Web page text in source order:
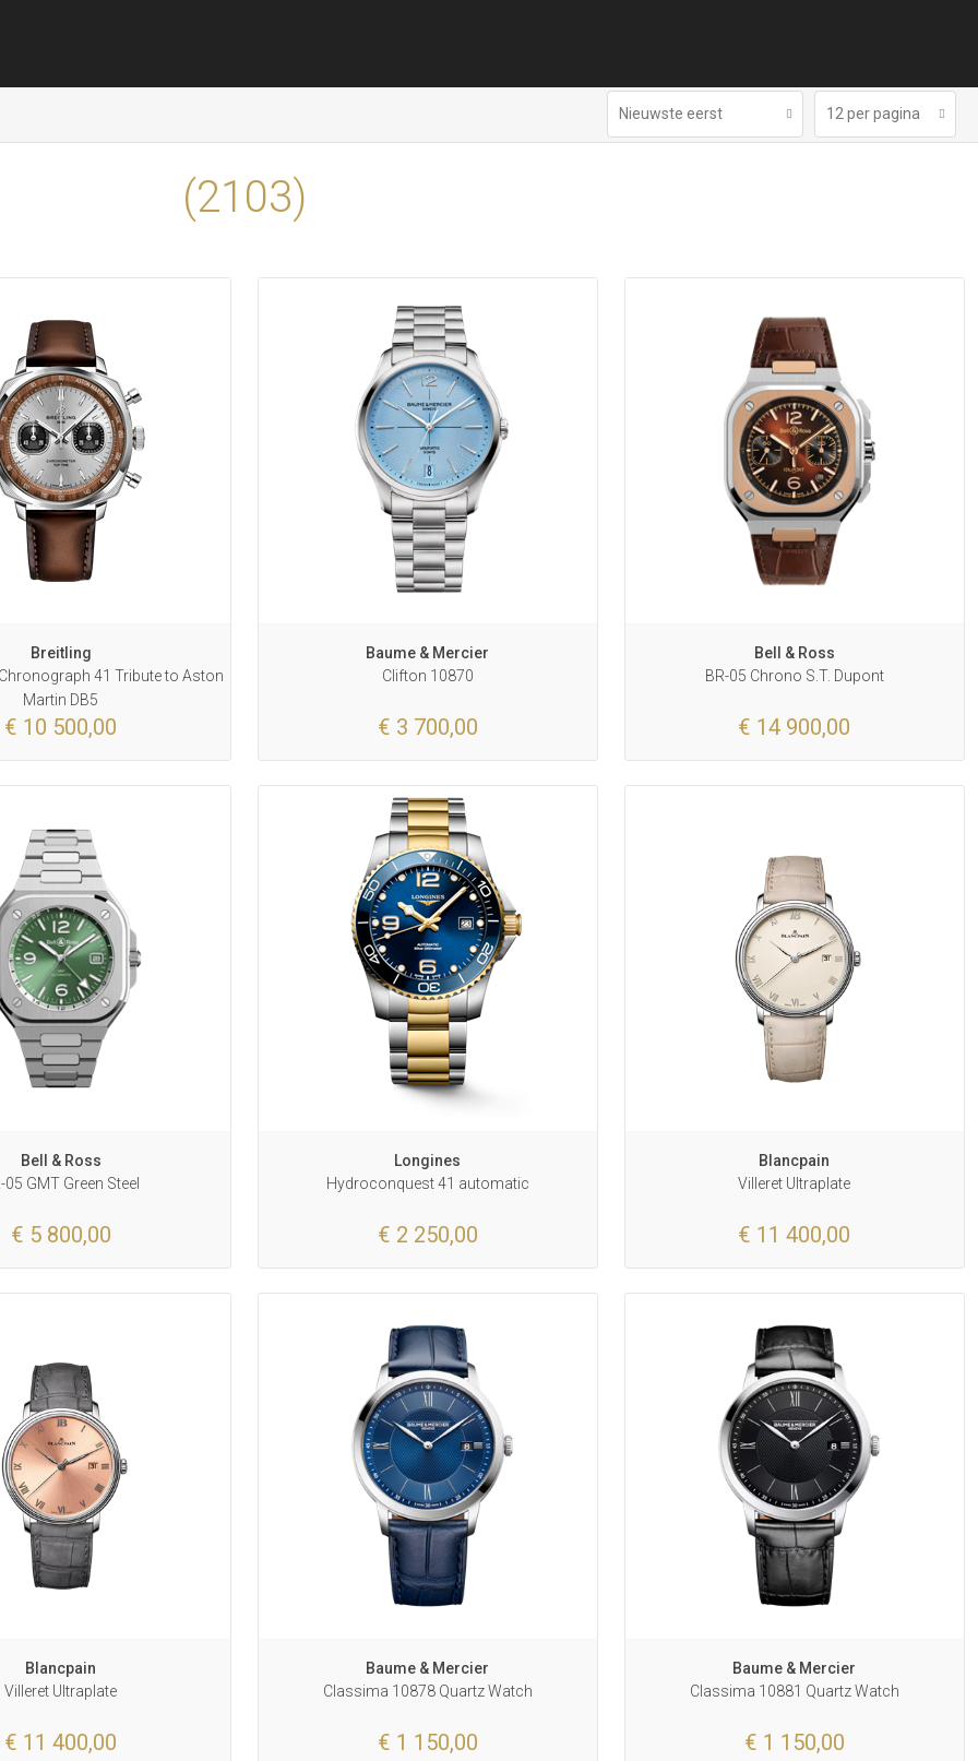
Nieuwste eerst 12 per pagina
(2103)
Breitling
41 Tribute to Aston
Martin DB5
€ 10 500,00
Baume & Mercier
Clifton 10870
€ 3 700,00
Bell & Ross
BR-05 Chrono S.T. Dupont
€ 14 900,00
Bell & Ross
05 GMT Green Steel
€ 5 800,00
Longines
Hydroconquest 41 automatic
€ 2 250,00
Blancpain
Villeret Ultraplate
€ 11 400,00
Blancpain
Villeret Ultraplate
€ 11 400,00
Baume & Mercier
Classima 10878 Quartz Watch
€ 1 150,00
Baume & Mercier
Classima 10881 Quartz Watch
€ 1 150,00